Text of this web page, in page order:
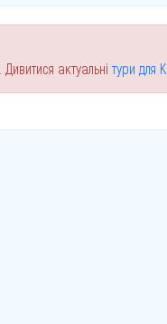
актуальні тури для